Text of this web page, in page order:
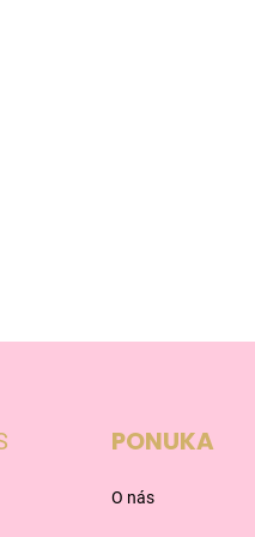
PONUKA
O nás